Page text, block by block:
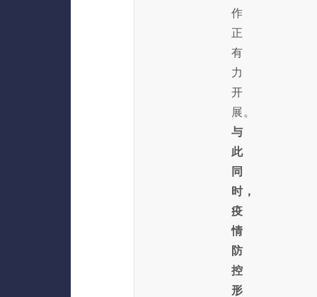
作
正
有
力
开
展。
与
此
同
时，
疫
情
防
控
形